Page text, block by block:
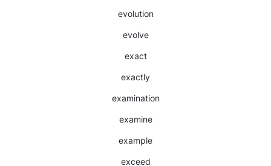
evolution
evolve
exact
exactly
examination
examine
example
exceed